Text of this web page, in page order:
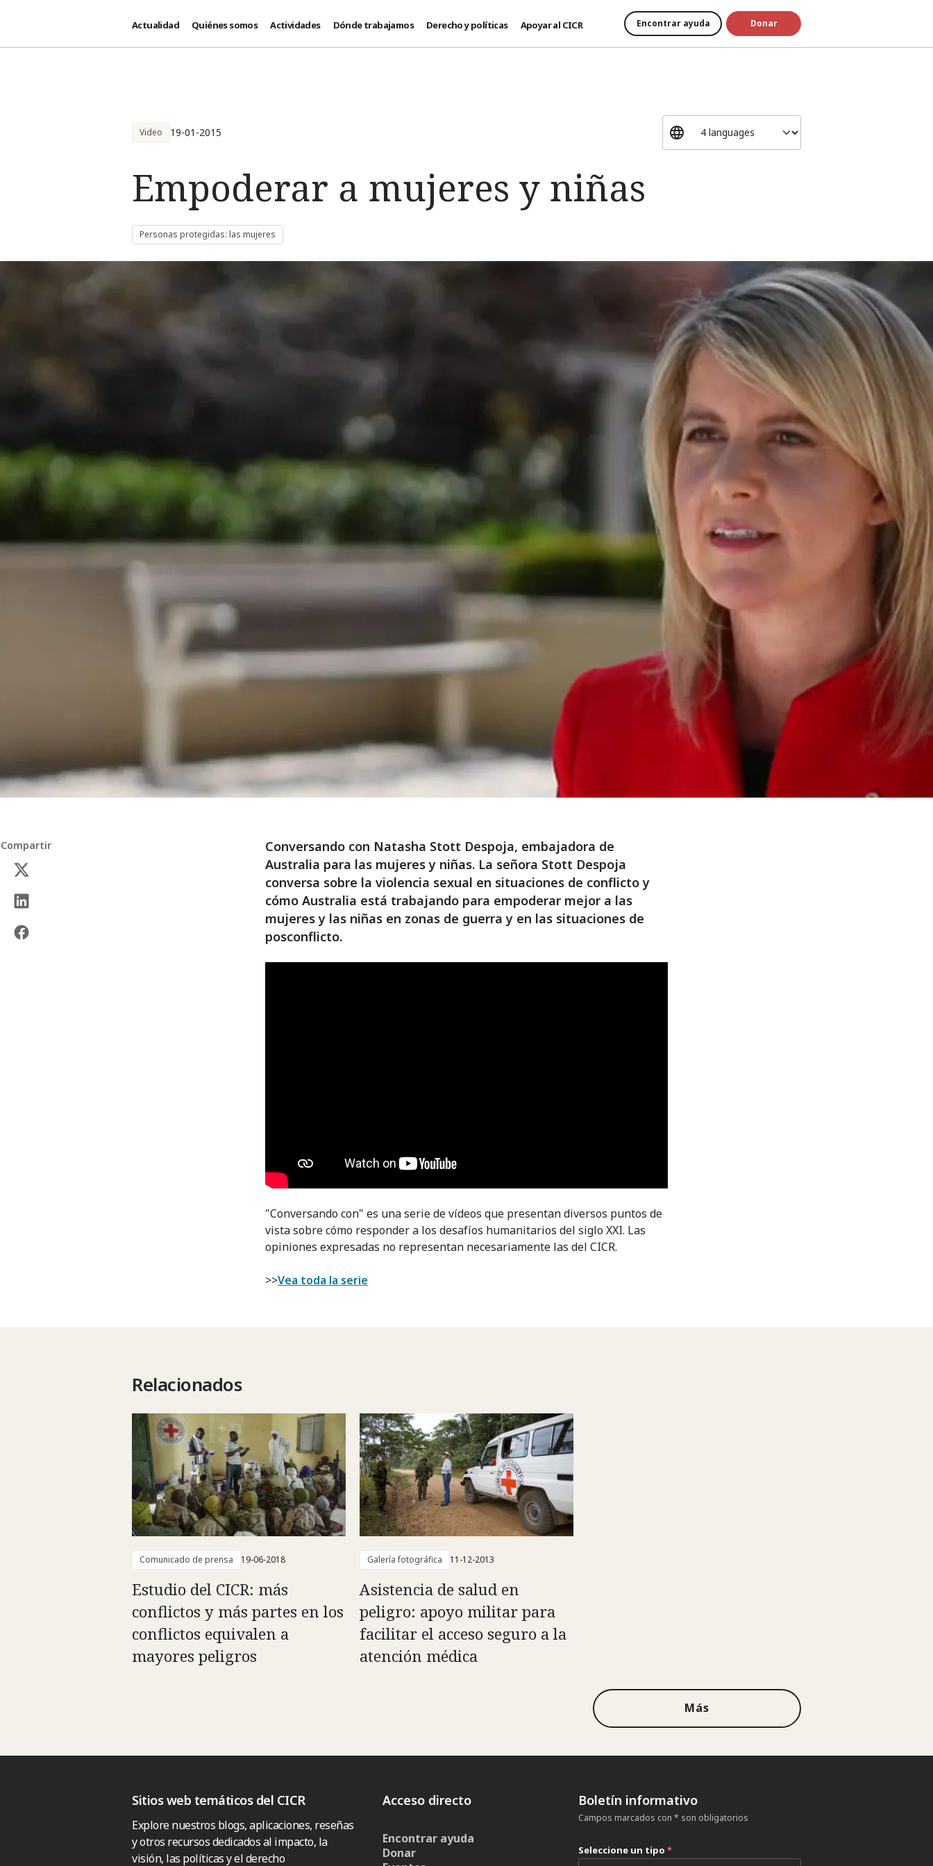
Actualidad Quiénes somos Actividades Dónde trabajamos Derecho y políticas Apoyar al CICR Encontrar ayuda Donar
Video 19-01-2015
Empoderar a mujeres y niñas
Personas protegidas: las mujeres
Compartir
Conversando con Natasha Stott Despoja, embajadora de
Australia para las mujeres y niñas. La señora Stott Despoja
conversa sobre la violencia sexual en situaciones de conflicto y
cómo Australia está trabajando para empoderar mejor a las
mujeres y las niñas en zonas de guerra y en las situaciones de
posconflicto.
"Conversando con" es una serie de vídeos que presentan diversos puntos de
vista sobre cómo responder a los desafíos humanitarios del siglo XXI. Las
opiniones expresadas no representan necesariamente las del CICR.
>>Vea toda la serie
Relacionados
Comunicado de prensa 19-06-2018
Estudio del CICR: más
conflictos y más partes en los
conflictos equivalen a
mayores peligros
Galería fotográfica 11-12-2013
Asistencia de salud en
peligro: apoyo militar para
facilitar el acceso seguro a la
atención médica
Más
Sitios web temáticos del CICR
Explore nuestros blogs, aplicaciones, reseñas
y otros recursos dedicados al impacto, la
visión, las políticas y el derecho
Acceso directo
Encontrar ayuda
Donar
Boletín informativo
Campos marcados con * son obligatorios
Seleccione un tipo *